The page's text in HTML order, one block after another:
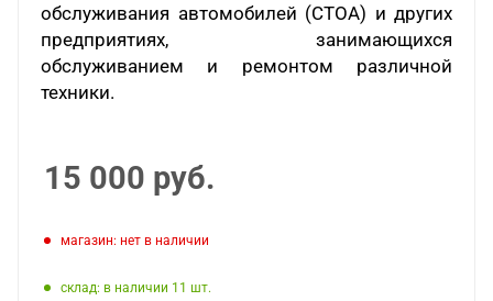
обслуживания автомобилей (СТОА) и других
предприятиях, занимающихся
обслуживанием и ремонтом различной
техники.
15 000 руб.
Магазин: нет в наличии
Склад: в наличии 11